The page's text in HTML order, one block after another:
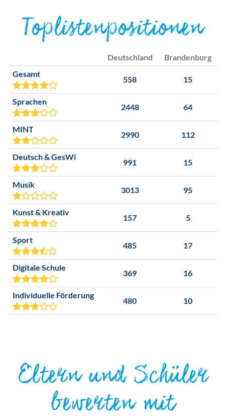
Toplistenpositionen
Deutschland
Brandenburg
Gesamt
558 15
Sprachen
2448 64
MINT
2990 112
Deutsch & GesWi
991 15
Musik
3013 95
Kunst & Kreativ
157 5
Sport
485 17
Digitale Schule
369 16
Individuelle Förderung
480 10
Eltern und Schüler
bewerten mit